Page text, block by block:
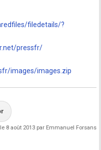
filedetails/?
pressfr/
images/images.zip
8 août 2013 par Emmanuel Forsans